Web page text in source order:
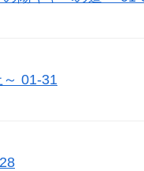
01-31